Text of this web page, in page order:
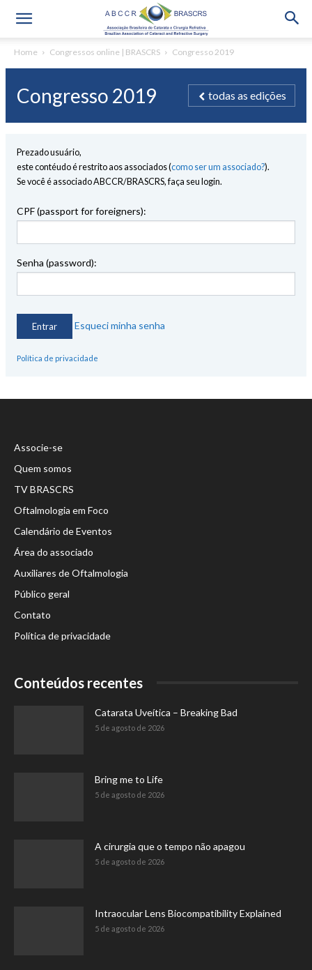
Home Congressos online | BRASCRS Congresso 2019
Congresso 2019 todas as edições
Prezado usuário,
este contéudo é restrito aos associados (como ser um associado?).
Se você é associado ABCCR/BRASCRS, faça seu login.
CPF (passport for foreigners):
Senha (password):
Esqueci minha senha
Política de privacidade
Associe-se
Quem somos
TV BRASCRS
Oftalmologia em Foco
Calendário de Eventos
Área do associado
Auxiliares de Oftalmologia
Público geral
Contato
Política de privacidade
Conteúdos recentes
Catarata Uveítica – Breaking Bad
5 de agosto de 2026
Bring me to Life
5 de agosto de 2026
A cirurgia que o tempo não apagou
5 de agosto de 2026
Intraocular Lens Biocompatibility Explained
5 de agosto de 2026